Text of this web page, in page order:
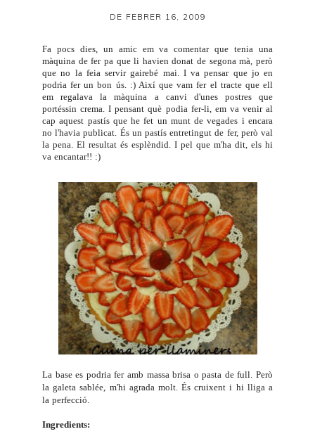
DE FEBRER 16, 2009
Fa pocs dies, un amic em va comentar que tenia una
màquina de fer pa que li havien donat de segona mà, però
que no la feia servir gairebé mai. I va pensar que jo en
podria fer un bon ús. :) Així que vam fer el tracte que ell
em regalava la màquina a canvi d'unes postres que
portéssin crema. I pensant què podia fer-li, em va venir al
cap aquest pastís que he fet un munt de vegades i encara
no l'havia publicat. És un pastís entretingut de fer, però val
la pena. El resultat és esplèndid. I pel que m'ha dit, els hi
va encantar!! :)
La base es podria fer amb massa brisa o pasta de full. Però
la galeta sablée, m'hi agrada molt. És cruixent i hi lliga a
la perfecció.
Ingredients: